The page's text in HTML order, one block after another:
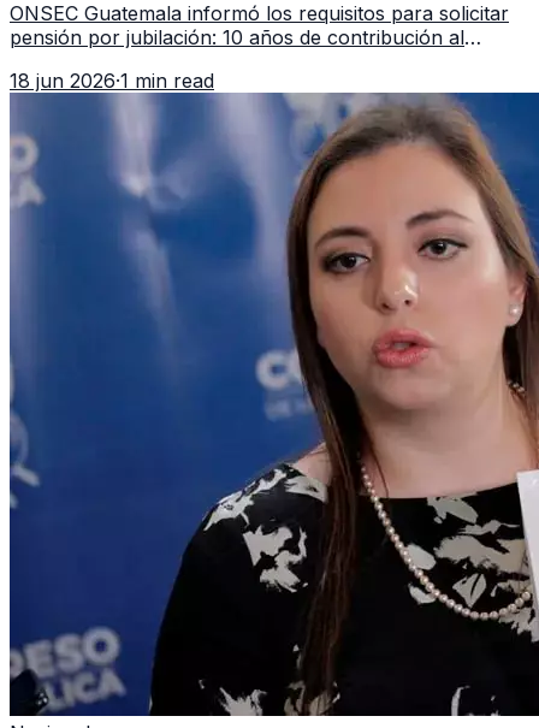
ONSEC Guatemala informó los requisitos para solicitar
pensión por jubilación: 10 años de contribución al
importar edad.
18 jun 2026·1 min read